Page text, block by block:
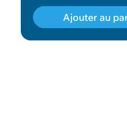
Ajouter au